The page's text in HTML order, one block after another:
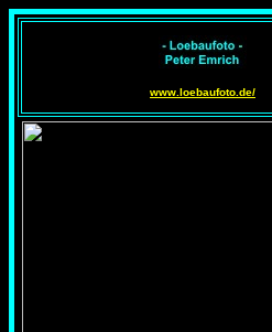
www.loebaufoto.de/